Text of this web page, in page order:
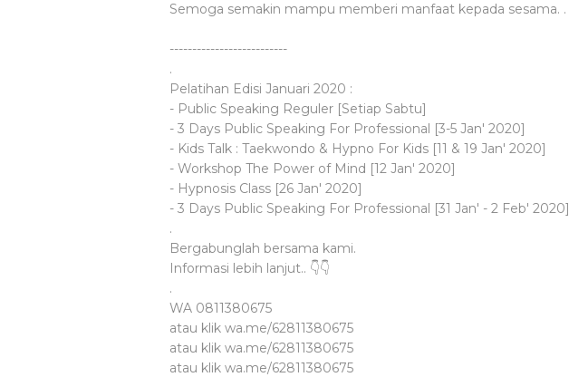
Semoga semakin mampu memberi manfaat kepada sesama. .
--------------------------
.
Pelatihan Edisi Januari 2020 :
- Public Speaking Reguler [Setiap Sabtu]
- 3 Days Public Speaking For Professional [3-5 Jan' 2020]
- Kids Talk : Taekwondo & Hypno For Kids [11 & 19 Jan' 2020]
- Workshop The Power of Mind [12 Jan' 2020]
- Hypnosis Class [26 Jan' 2020]
- 3 Days Public Speaking For Professional [31 Jan' - 2 Feb' 2020]
.
Bergabunglah bersama kami.
Informasi lebih lanjut.. 👇👇
.
WA 0811380675
atau klik wa.me/62811380675
atau klik wa.me/62811380675
atau klik wa.me/62811380675